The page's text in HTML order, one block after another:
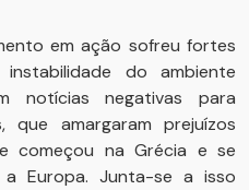
em ação sofreu fortes
do ambiente
notícias negativas para
que amargaram prejuízos
começou na Grécia e se
Europa. Junta-se a isso